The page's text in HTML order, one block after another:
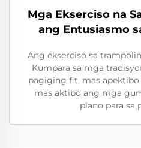
Mga Ekserciso na
ang Entusiasmo
Ang ekserciso sa
Kumpara sa mga
pagiging fit, mas
mas aktibo ang mga
plano para sa